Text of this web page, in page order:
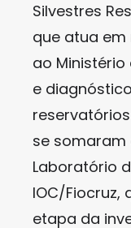
Silvestres
que atua em
ao
e
se
Laboratório
IOC/Fiocruz,
etapa da